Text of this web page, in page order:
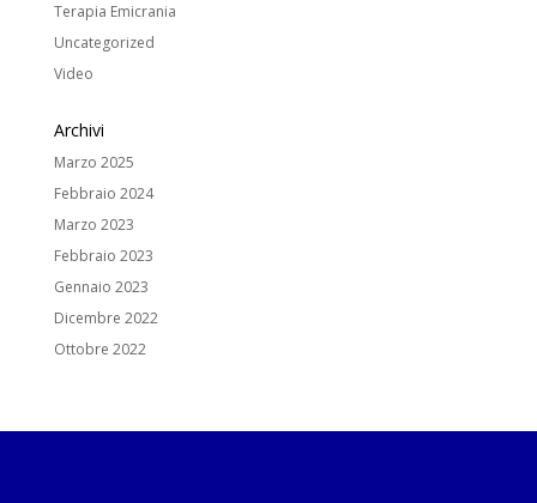
Terapia Emicrania
Uncategorized
Video
Archivi
Marzo 2025
Febbraio 2024
Marzo 2023
Febbraio 2023
Gennaio 2023
Dicembre 2022
Ottobre 2022